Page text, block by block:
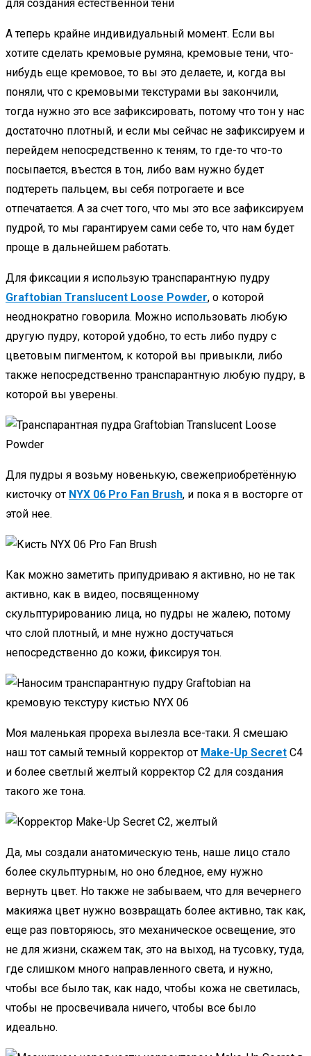
А теперь крайне индивидуальный момент. Если вы
хотите сделать кремовые румяна, кремовые тени, что-
нибудь еще кремовое, то вы это делаете, и, когда вы
поняли, что с кремовыми текстурами вы закончили,
тогда нужно это все зафиксировать, потому что тон у нас
достаточно плотный, и если мы сейчас не зафиксируем и
перейдем непосредственно к теням, то где-то что-то
посыпается, въестся в тон, либо вам нужно будет
подтереть пальцем, вы себя потрогаете и все
отпечатается. А за счет того, что мы это все зафиксируем
пудрой, то мы гарантируем сами себе то, что нам будет
проще в дальнейшем работать.
Для фиксации я использую транспарантную пудру
Graftobian Translucent Loose Powder, о которой
неоднократно говорила. Можно использовать любую
другую пудру, которой удобно, то есть либо пудру с
цветовым пигментом, к которой вы привыкли, либо
также непосредственно транспарантную любую пудру, в
которой вы уверены.
Для пудры я возьму новенькую, свежеприобретённую
кисточку от NYX 06 Pro Fan Brush, и пока я в восторге от
этой нее.
Как можно заметить припудриваю я активно, но не так
активно, как в видео, посвященному
скульптурированию лица, но пудры не жалею, потому
что слой плотный, и мне нужно достучаться
непосредственно до кожи, фиксируя тон.
Моя маленькая прореха вылезла все-таки. Я смешаю
наш тот самый темный корректор от Make-Up Secret C4
и более светлый желтый корректор C2 для создания
такого же тона.
Да, мы создали анатомическую тень, наше лицо стало
более скульптурным, но оно бледное, ему нужно
вернуть цвет. Но также не забываем, что для вечернего
макияжа цвет нужно возвращать более активно, так как,
еще раз повторяюсь, это механическое освещение, это
не для жизни, скажем так, это на выход, на тусовку, туда,
где слишком много направленного света, и нужно,
чтобы все было так, как надо, чтобы кожа не светилась,
чтобы не просвечивала ничего, чтобы все было
идеально.